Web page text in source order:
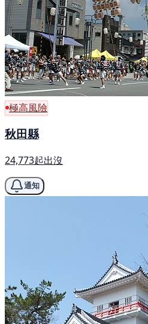
極高風險
秋田縣
24,773起出沒
通知